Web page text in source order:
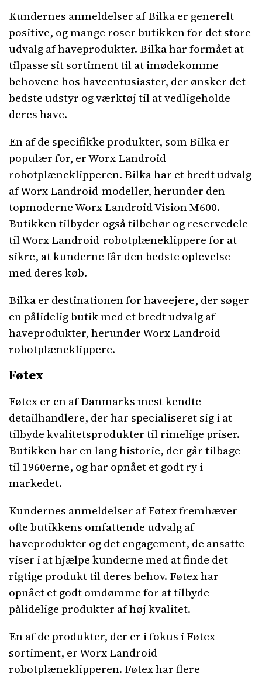
Kundernes anmeldelser af Bilka er generelt
positive, og mange roser butikken for det store
udvalg af haveprodukter. Bilka har formået at
tilpasse sit sortiment til at imødekomme
behovene hos haveentusiaster, der ønsker det
bedste udstyr og værktøj til at vedligeholde
deres have.
En af de specifikke produkter, som Bilka er
populær for, er Worx Landroid
robotplæneklipperen. Bilka har et bredt udvalg
af Worx Landroid-modeller, herunder den
topmoderne Worx Landroid Vision M600.
Butikken tilbyder også tilbehør og reservedele
til Worx Landroid-robotplæneklippere for at
sikre, at kunderne får den bedste oplevelse
med deres køb.
Bilka er destinationen for haveejere, der søger
en pålidelig butik med et bredt udvalg af
haveprodukter, herunder Worx Landroid
robotplæneklippere.
Føtex
Føtex er en af Danmarks mest kendte
detailhandlere, der har specialiseret sig i at
tilbyde kvalitetsprodukter til rimelige priser.
Butikken har en lang historie, der går tilbage
til 1960erne, og har opnået et godt ry i
markedet.
Kundernes anmeldelser af Føtex fremhæver
ofte butikkens omfattende udvalg af
haveprodukter og det engagement, de ansatte
viser i at hjælpe kunderne med at finde det
rigtige produkt til deres behov. Føtex har
opnået et godt omdømme for at tilbyde
pålidelige produkter af høj kvalitet.
En af de produkter, der er i fokus i Føtex
sortiment, er Worx Landroid
robotplæneklipperen. Føtex har flere